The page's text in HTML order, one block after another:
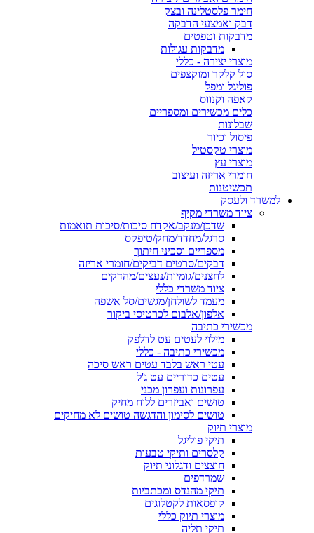
חימר פלסטלינה ובצק
דבק ואמצעי הדבקה
מדבקות וטפטים
מדבקות עגולות
מוצרי יצירה - כללי
סול קלקר ומוקצפים
פוליגל ומפל
קאפה וקנווס
כלים מכשירים ומספריים
שבלונות
פיסול וכיור
מוצרי טקסטיל
מוצרי עץ
חומרי אריזה ועיצוב
תכשיטנות
למשרד ולעסק
ציוד משרדי מקיף
שדכן/מנקב/אקדח סיכות/סיכות תואמות
סרגל/מחדד/מחק/טיפקס
מספריים וסכיני חיתוך
דבקים/סרטים דביקים/חומרי אריזה
לחצנים/גומיות/נעצים/מהדקים
ציוד משרדי כללי
מעמד לשולחן/מגשים/סל אשפה
אלפון/אלבום לכרטיסי ביקור
מכשירי כתיבה
מילוי לעטים עט לדלפק
מכשירי כתיבה - כללי
עטי ראש בלבד עטים ראש סיכה
עטים כדוריים עט ג'ל
עפרונות ועפרון מכני
טושים ואביזרים ללוח מחיק
טושים לסימון והדגשה טושים לא מחיקים
מוצרי תיוק
תיקי פוליגל
קלסרים ותיקי טבעות
חוצצים ודגלוני תיוק
שמרדפים
תיקי מהנדס ומכתביות
קופסאות לקטלוגים
מוצרי תיוק כללי
תיקי תליה